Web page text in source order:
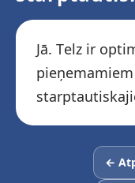
Jā. Telz ir
←